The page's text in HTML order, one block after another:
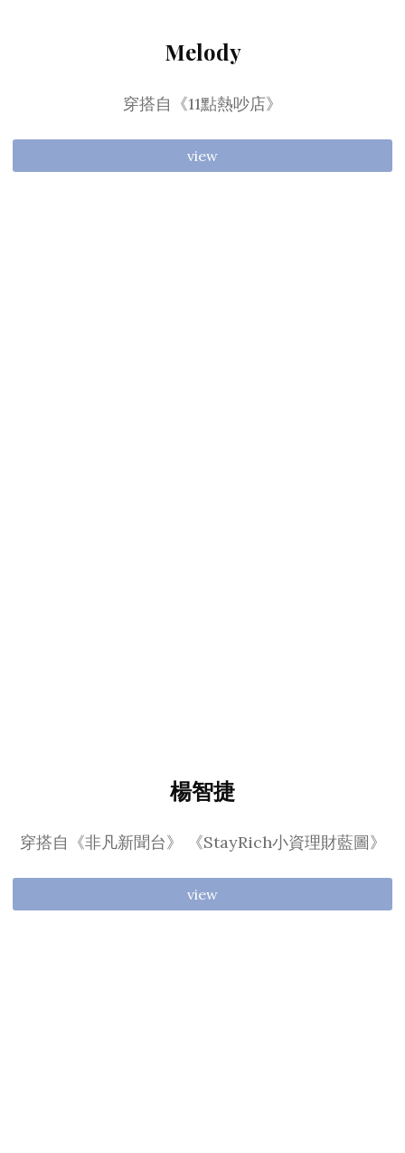
Melody
穿搭自《11點熱吵店》
view
楊智捷
穿搭自《非凡新聞台》 《StayRich小資理財藍圖》
view